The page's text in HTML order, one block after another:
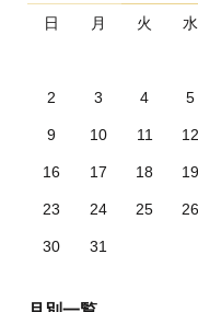
日 月 火 水
2 3 4 5
9 10 11 12
16 17 18 19
23 24 25 26
30 31